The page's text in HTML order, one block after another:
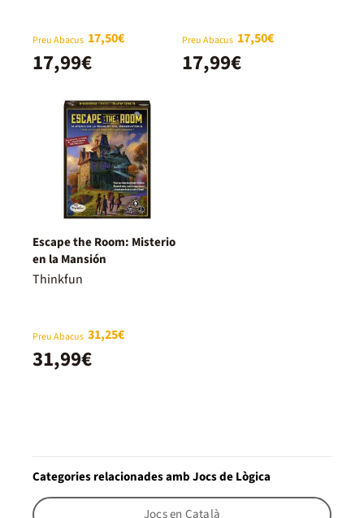
Preu Abacus 17,50€
17,99€
Preu Abacus 17,50€
17,99€
Escape the Room: Misterio
en la Mansión
Thinkfun
Preu Abacus 31,25€
31,99€
Categories relacionades amb Jocs de Lògica